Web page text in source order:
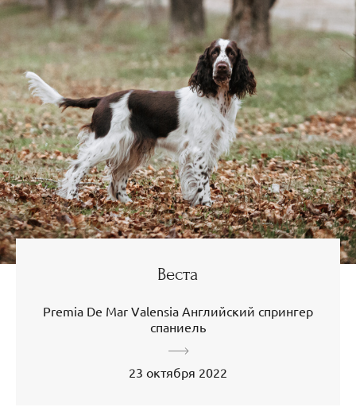
Веста
Premia De Mar Valensia Английский спрингер
спаниель
23 октября 2022